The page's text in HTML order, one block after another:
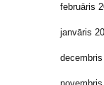
februāris
janvāris